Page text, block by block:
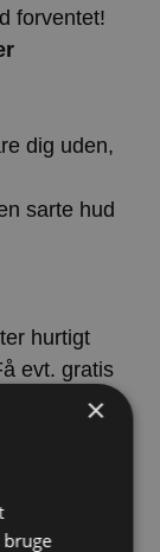
forventet!
dig uden,
sarte hud
hurtigt
evt. gratis
babys
ARP
×